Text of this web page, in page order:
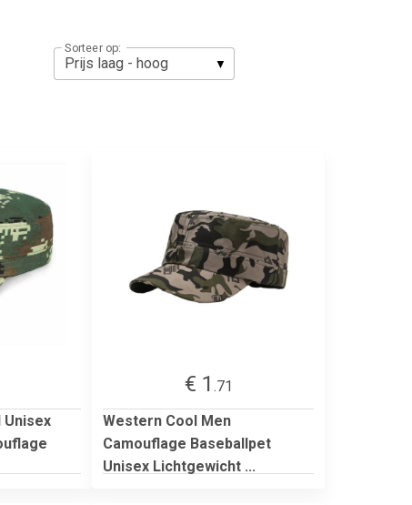
Sorteer op:
Unisex
€ 1 .71
Western Cool Men
Camouflage Baseballpet
Unisex Lichtgewicht ...